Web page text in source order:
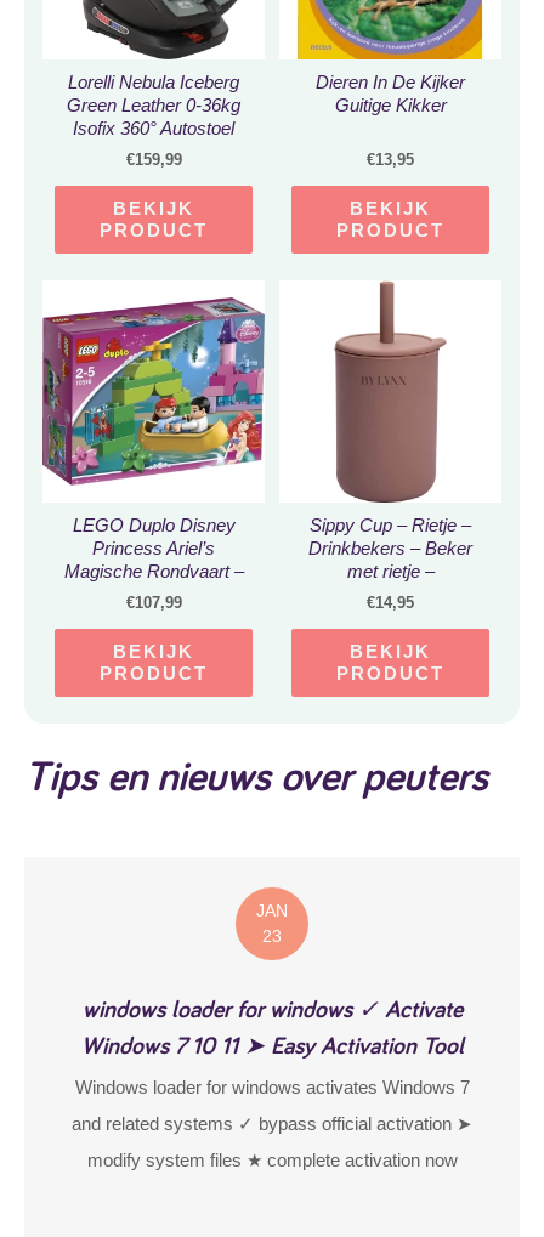
Lorelli Nebula Iceberg
Green Leather 0-36kg
Isofix 360° Autostoel
1007138-2334
€159,99
BEKIJK
PRODUCT
Dieren In De Kijker
Guitige Kikker
€13,95
BEKIJK
PRODUCT
LEGO Duplo Disney
Princess Ariel’s
Magische Rondvaart –
10516
€107,99
BEKIJK
PRODUCT
Sippy Cup – Rietje –
Drinkbekers – Beker
met rietje –
Babycadeaus voor eten
€14,95
BEKIJK
PRODUCT
Tips en nieuws over peuters
JAN
23
windows loader for windows ✓ Activate
Windows 7 10 11 ➤ Easy Activation Tool
Windows loader for windows activates Windows 7
and related systems ✓ bypass official activation ➤
modify system files ★ complete activation now